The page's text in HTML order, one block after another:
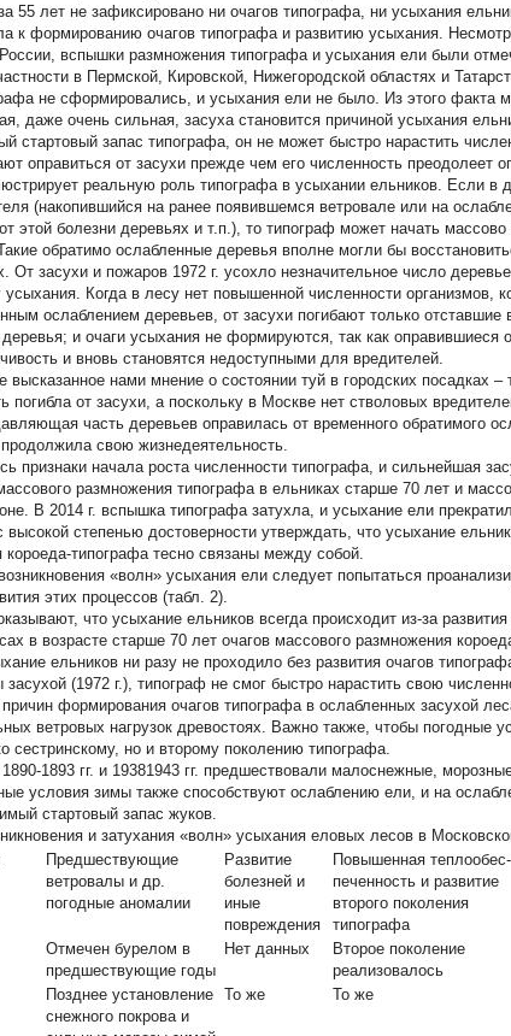
55 лет не зафиксировано ни очагов типографа, ни усыхания
к формированию очагов типографа и развитию усыхания.
вспышки размножения типографа и усыхания ели были
в Пермской, Кировской, Нижегородской областях и
не сформировались, и усыхания ели не было. Из этого факта
даже очень сильная, засуха становится причиной усыхания
стартовый запас типографа, он не может быстро нарастить
оправиться от засухи прежде чем его численность преодолеет
реальную роль типографа в усыхании ельников. Если в
(накопившийся на ранее появившемся ветровале или на
болезни деревьях и т.п.), то типограф может начать массово
обратимо ослабленные деревья вполне могли бы
От засухи и пожаров 1972 г. усохло незначительное число
усыхания. Когда в лесу нет повышенной численности организмов,
ослаблением деревьев, от засухи погибают только отставшие
и очаги усыхания не формируются, так как оправившиеся
и вновь становятся недоступными для вредителей.
высказанное нами мнение о состоянии туй в городских посадках –
погибла от засухи, а поскольку в Москве нет стволовых
часть деревьев оправилась от временного обратимого
свою жизнедеятельность.
признаки начала роста численности типографа, и сильнейшая
размножения типографа в ельниках старше 70 лет и
В 2014 г. вспышка типографа затухла, и усыхание ели
степенью достоверности утверждать, что усыхание
короеда-типографа тесно связаны между собой.
«волн» усыхания ели следует попытаться
этих процессов (табл. 2).
что усыхание ельников всегда происходит из-за
в возрасте старше 70 лет очагов массового размножения
ельников ни разу не проходило без развития очагов
(1972 г.), типограф не смог быстро нарастить свою
формирования очагов типографа в ослабленных засухой
ветровых нагрузок древостоях. Важно также, чтобы погодные
сестринскому, но и второму поколению типографа.
1893 гг. и 19381943 гг. предшествовали малоснежные,
условия зимы также способствуют ослаблению ели, и на
стартовый запас жуков.
и затухания «волн» усыхания еловых лесов в
Предшествующие
ветровалы и др.
погодные аномалии
Развитие
болезней и
иные
повреждения
Повышенная теплообес-
печенность и развитие
второго поколения
типографа
Отмечен бурелом в
предшествующие годы
Нет данных
Второе поколение
реализовалось
Позднее установление
снежного покрова и
То же То же